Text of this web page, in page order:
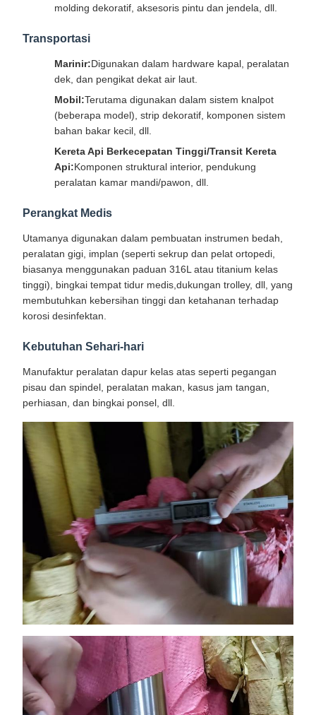
molding dekoratif, aksesoris pintu dan jendela, dll.
Transportasi
Marinir:Digunakan dalam hardware kapal, peralatan
dek, dan pengikat dekat air laut.
Mobil:Terutama digunakan dalam sistem knalpot
(beberapa model), strip dekoratif, komponen sistem
bahan bakar kecil, dll.
Kereta Api Berkecepatan Tinggi/Transit Kereta
Api:Komponen struktural interior, pendukung
peralatan kamar mandi/pawon, dll.
Perangkat Medis
Utamanya digunakan dalam pembuatan instrumen bedah,
peralatan gigi, implan (seperti sekrup dan pelat ortopedi,
biasanya menggunakan paduan 316L atau titanium kelas
tinggi), bingkai tempat tidur medis,dukungan trolley, dll, yang
membutuhkan kebersihan tinggi dan ketahanan terhadap
korosi desinfektan.
Kebutuhan Sehari-hari
Manufaktur peralatan dapur kelas atas seperti pegangan
pisau dan spindel, peralatan makan, kasus jam tangan,
perhiasan, dan bingkai ponsel, dll.